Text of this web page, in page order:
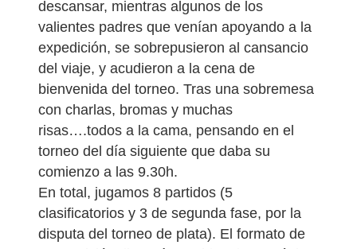
descansar, mientras algunos de los
valientes padres que venían apoyando a la
expedición, se sobrepusieron al cansancio
del viaje, y acudieron a la cena de
bienvenida del torneo. Tras una sobremesa
con charlas, bromas y muchas
risas….todos a la cama, pensando en el
torneo del día siguiente que daba su
comienzo a las 9.30h.
En total, jugamos 8 partidos (5
clasificatorios y 3 de segunda fase, por la
disputa del torneo de plata). El formato de